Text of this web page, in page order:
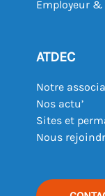
Employeur
ATDEC
Notre
Nos actu’
Sites et
Nous